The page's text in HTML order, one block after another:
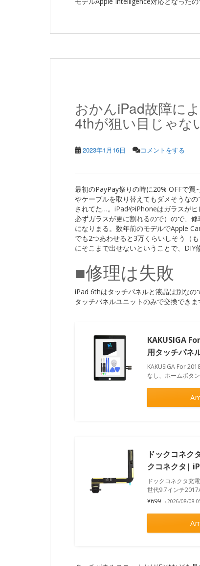
おかんiPad故障に
4thが狙い目じゃな
2023年1月16日 コメントをする
最初のPayPay祭りの時に20% OFFで
やケーブルを取り替えてもダメそうな
されてた…。iPadやiPhoneはガラスが
必ずガラスが更に割れるので）ので、
になりまる。数年前のモデルでApple
でも2つあわせると3万くらいしそう（
にそこまで出せないということで、DIY
■修理は失敗
iPad 6thはタッチパネルと液晶は別なの
タッチパネルユニットのみで交換できま
KAKUSIGA
用タッチパネ
KAKUSIGA For
なし、ホームボタ
ドックコネク
クコネクタ|
ドックコネクタ充
世代9.7インチ
¥699 （2026/08/08